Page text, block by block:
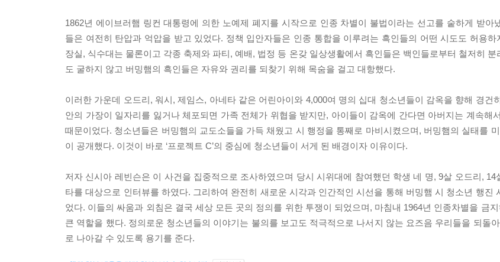
1862년 에이브러햄 링컨 대통령에 의한 노예제 폐지를 시작으로 인종 차별이 불법이라는 선고를 숱하게 받아
들은 여전히 탄압과 억압을 받고 있었다. 정책 입안자들은 인종 통합을 이루려는 흑인들의 어떤 시도도 허용
장실, 식수대는 물론이고 각종 축제와 파티, 예배, 법정 등 온갖 일상생활에서 흑인들은 백인들로부터 철저히
도 굴하지 않고 버밍햄의 흑인들은 자유와 권리를 되찾기 위해 목숨을 걸고 대항했다.
이러한 가운데 오드리, 워시, 제임스, 아네타 같은 어린아이와 4,000여 명의 십대 청소년들이 감옥을 향해 경건
안의 가장이 일자리를 잃거나 체포되면 가족 전체가 위협을 받지만, 아이들이 감옥에 간다면 아버지는 계속해
때문이었다. 청소년들은 버밍햄의 교도소들을 가득 채웠고 시 행정을 통째로 마비시켰으며, 버밍햄의 실태를
이 공개했다. 이것이 바로 ‘프로젝트 C’의 중심에 청소년들이 서게 된 배경이자 이유이다.
저자 신시아 레빈슨은 이 사건을 집중적으로 조사하였으며 당시 시위대에 참여했던 학생 네 명, 9살 오드리, 14
타를 대상으로 인터뷰를 하였다. 그리하여 완전히 새로운 시각과 인간적인 시선을 통해 버밍햄 시 청소년 행진
었다. 이들의 싸움과 외침은 결국 세상 모든 곳의 정의를 위한 투쟁이 되었으며, 마침내 1964년 인종차별을 금
큰 역할을 했다. 정의로운 청소년들의 이야기는 불의를 보고도 적극적으로 나서지 않는 요즈음 우리들을 되돌
로 나아갈 수 있도록 용기를 준다.